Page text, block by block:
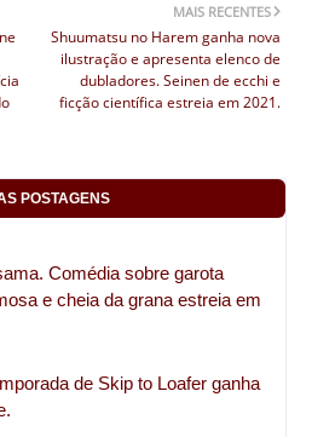
MAIS RECENTES
Shuumatsu no Harem ganha nova
ilustração e apresenta elenco de
dubladores. Seinen de ecchi e
ficção científica estreia em 2021.
POSTAGENS
Comédia sobre garota
e cheia da grana estreia em
de Skip to Loafer ganha